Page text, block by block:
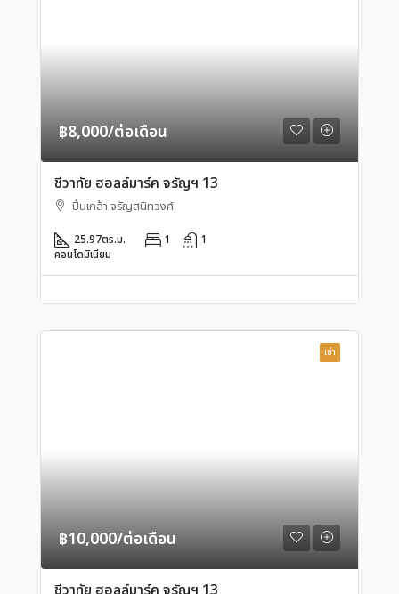
฿8,000/ต่อเดือน
ชีวาทัย ฮอลล์มาร์ค จรัญฯ 13
ปิ่นเกล้า จรัญสนิทวงศ์
25.97ตร.ม. 1
1
คอนโดมิเนียม
เช่า
฿10,000/ต่อเดือน